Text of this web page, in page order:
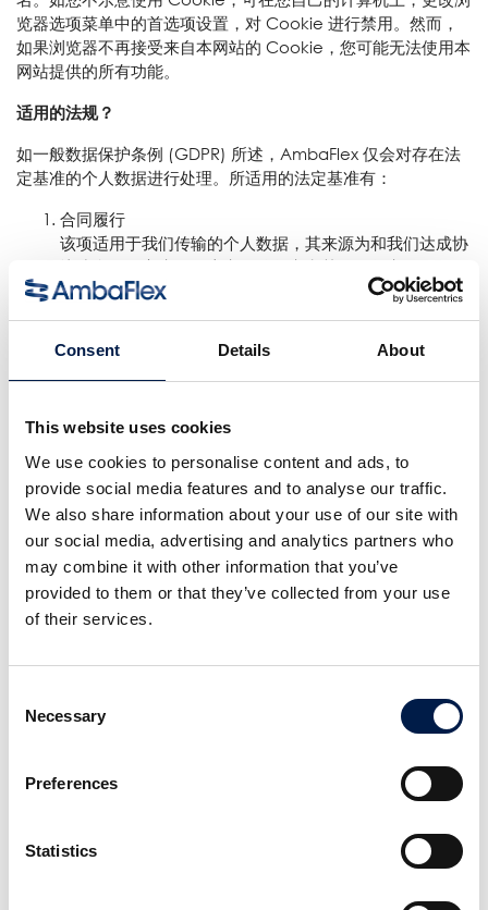
Consent Details About
This website uses cookies
We use cookies to personalise content and ads, to
provide social media features and to analyse our traffic.
We also share information about your use of our site with
our social media, advertising and analytics partners who
may combine it with other information that you’ve
provided to them or that they’ve collected from your use
of their services.
Selection
Necessary
Preferences
Statistics
览器选项菜单中的首选项设置，对 Cookie 进行禁用。然而，
如果浏览器不再接受来自本网站的 Cookie，您可能无法使用本
网站提供的所有功能。
适用的法规？
如一般数据保护条例 (GDPR) 所述，AmbaFlex 仅会对存在法
定基准的个人数据进行处理。所适用的法定基准有：
合同履行
该项适用于我们传输的个人数据，其来源为和我们达成协
议或合同的客户、供应商、分包商和其他承包商。
合法权益
数据主体的同意
我们会询问数据主体（如合同当事人），获得他们对包括
遵守法定义务
根据安霸福莱克斯所在国家/地区的法定义务，安霸福莱
克斯必须对个人数据进行处理。
安霸福莱克斯会与谁共享数据？
原则上说，我们不会将您的数据与他人共享。我们仅在向您提
供服务或存在法定义务时，才会将数据分享于他人。在该情况
下，我们会将数据分享给：
数据。例如：客服员工与客户联系，从而为客户提供处理
技术问题的支持。这一活动即需要联络数据。此类员工也
部制定了进一步的协议，确保他们也会按照 GDPR 的规
例如，我们与负责建立和管理网站和 ICT 系统的服务提供
商合作。这些供应商可对个人数据进行访问。就他们的职